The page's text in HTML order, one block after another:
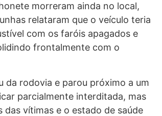
morreram ainda no local,
relataram que o veículo teria
com os faróis apagados e
frontalmente com o
da rodovia e parou próximo a um
parcialmente interditada, mas
das vítimas e o estado de saúde